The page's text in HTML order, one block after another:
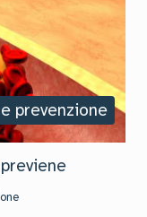
prevenzione